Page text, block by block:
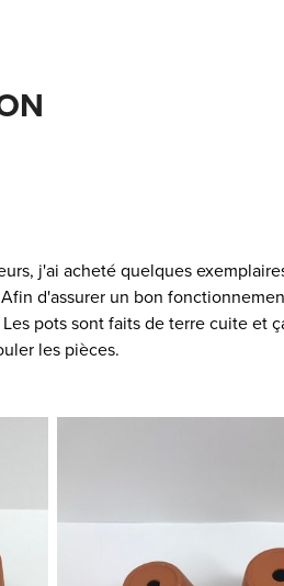
j'ai acheté quelques
d'assurer un bon
pots sont faits de terre cuite et
les pièces.